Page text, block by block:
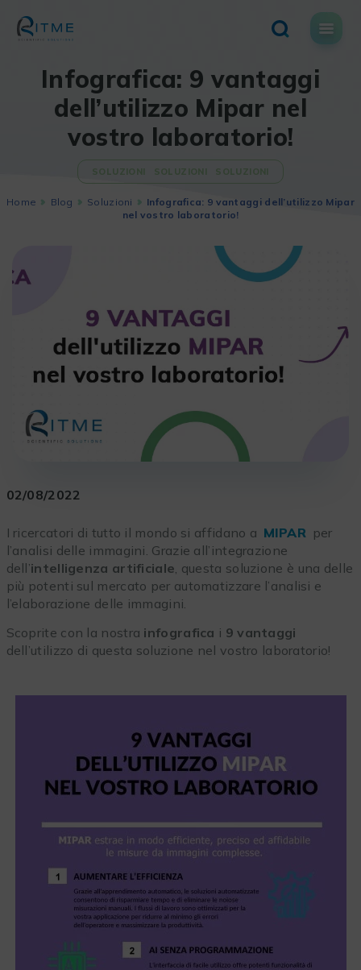
content
Infografica: 9 vantaggi
dell’utilizzo Mipar nel
vostro laboratorio!
SOLUZIONI SOLUZIONI SOLUZIONI
Home Blog Soluzioni
Infografica: 9 vantaggi dell’utilizzo Mipar
nel vostro laboratorio!
02/08/2022
I ricercatori di tutto il mondo si affidano a MIPAR per
l’analisi delle immagini. Grazie all’integrazione
dell’intelligenza artificiale, questa soluzione è una delle
più potenti sul mercato per automatizzare l’analisi e
l’elaborazione delle immagini.
Scoprite con la nostra infografica i 9 vantaggi
dell’utilizzo di questa soluzione nel vostro laboratorio!